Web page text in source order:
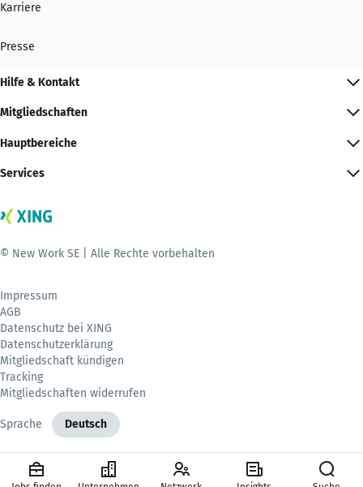
Karriere
Presse
Hilfe & Kontakt
Mitgliedschaften
Hauptbereiche
Services
© New Work SE | Alle Rechte vorbehalten
Impressum
AGB
Datenschutz bei XING
Datenschutzerklärung
Mitgliedschaft kündigen
Tracking
Mitgliedschaften widerrufen
Sprache Deutsch